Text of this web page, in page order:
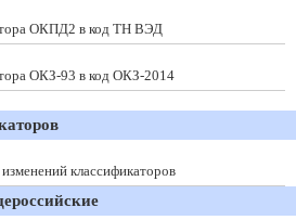
ОКПД2 в код ТН ВЭД
ОКЗ-93 в код ОКЗ-2014
классификаторов